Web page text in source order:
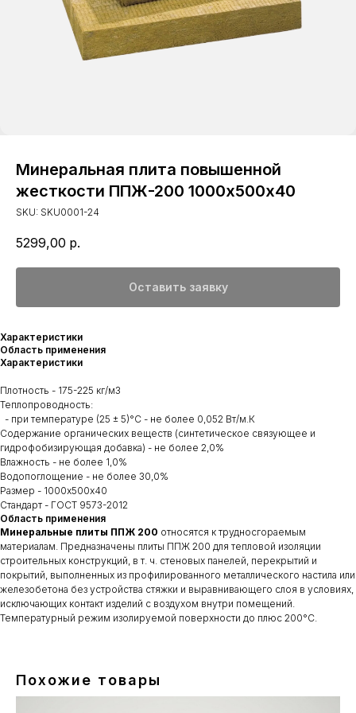
Минеральная плита повышенной
жесткости ППЖ-200 1000х500х40
SKU: SKU0001-24
5299,00 р.
Оставить заявку
Характеристики
Область применения
Характеристики
Плотность - 175-225 кг/м3
Теплопроводность:
- при температуре (25 ± 5)°C - не более 0,052 Вт/м.К
Содержание органических веществ (синтетическое связующее и
гидрофобизирующая добавка) - не более 2,0%
Влажность - не более 1,0%
Водопоглощение - не более 30,0%
Размер - 1000х500х40
Стандарт - ГОСТ 9573-2012
Область применения
Минеральные плиты ППЖ 200 относятся к трудносгораемым
материалам. Предназначены плиты ППЖ 200 для тепловой изоляции
строительных конструкций, в т. ч. стеновых панелей, перекрытий и
покрытий, выполненных из профилированного металлического настила или
железобетона без устройства стяжки и выравнивающего слоя в условиях,
исключающих контакт изделий с воздухом внутри помещений.
Температурный режим изолируемой поверхности до плюс 200°С.
Похожие товары